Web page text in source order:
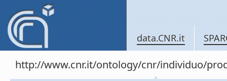
data.CNR.it
http://www.cnr.it/ontology/cnr/individuo/